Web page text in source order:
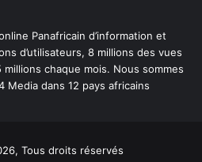
Panafricain d’information et
d’utilisateurs, 8 millions des vues
chaque mois. Nous sommes
Media dans 12 pays africains
Tous droits réservés